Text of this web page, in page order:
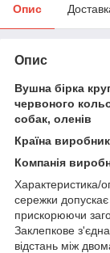
Опис
Опис
Вушна бірка
червоного
собак, оленів
Країна
Компанія
Характеристика/
сережки
прискорюючи
Заклепкове
відстань між